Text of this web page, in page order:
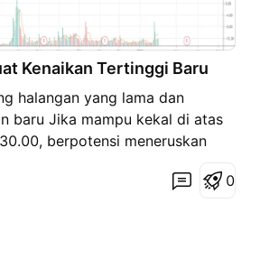
Kenaikan Tertinggi Baru
halangan yang lama dan
baru Jika mampu kekal di atas
berpotensi meneruskan
0